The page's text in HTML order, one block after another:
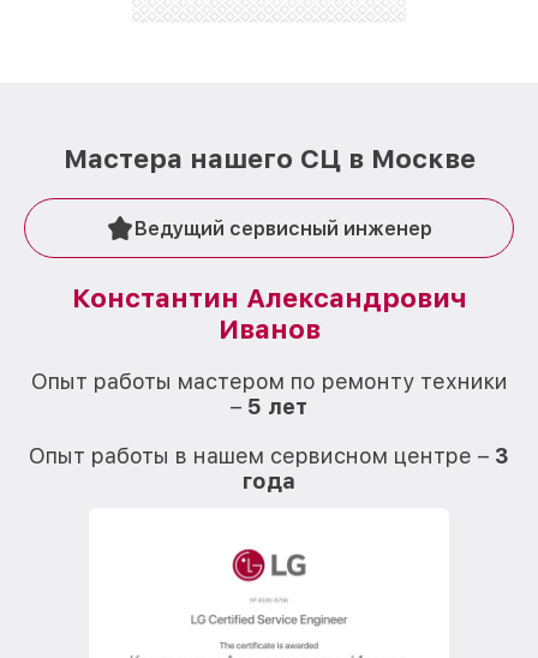
Мастера нашего СЦ в Москве
Ведущий сервисный инженер
Константин Александрович
Иванов
Опыт работы мастером по ремонту техники
– 5 лет
Опыт работы в нашем сервисном центре – 3
года